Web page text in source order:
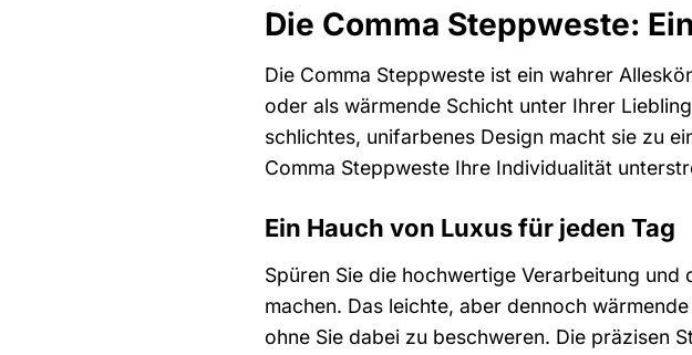
Die Comma Steppweste:
Die Comma Steppweste ist ein wahrer
oder als wärmende Schicht unter Ihrer
schlichtes, unifarbenes Design macht sie zu
Comma Steppweste Ihre Individualität
Ein Hauch von Luxus für jeden Tag
Spüren Sie die hochwertige Verarbeitung
machen. Das leichte, aber dennoch
ohne Sie dabei zu beschweren. Die präzisen